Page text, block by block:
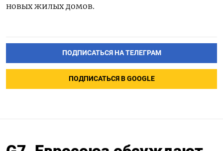
новых жилых домов.
ПОДПИСАТЬСЯ НА ТЕЛЕГРАМ
ПОДПИСАТЬСЯ В GOOGLE